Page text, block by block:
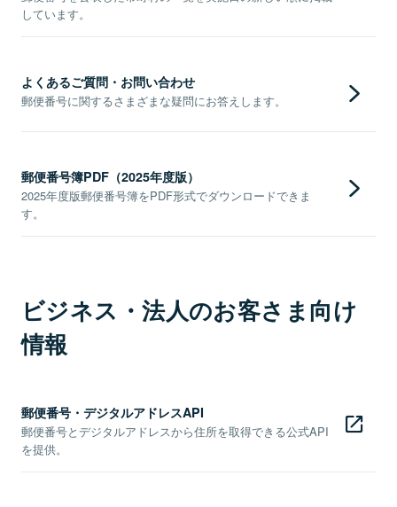
しています。
よくあるご質問・お問い合わせ
郵便番号に関するさまざまな疑問にお答えします。
郵便番号簿PDF（2025年度版）
2025年度版郵便番号簿をPDF形式でダウンロードできま
す。
ビジネス・法人のお客さま向け
情報
郵便番号・デジタルアドレスAPI
郵便番号とデジタルアドレスから住所を取得できる公式API
を提供。